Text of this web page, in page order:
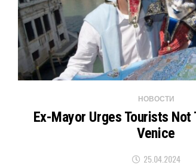
НОВОСТИ
Ex-Mayor Urges Tourists Not
Venice
25.04.2024